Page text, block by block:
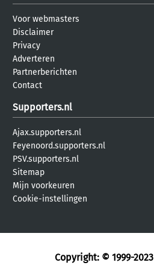
Voor webmasters
Disclaimer
Privacy
Adverteren
Partnerberichten
Contact
Supporters.nl
Ajax.supporters.nl
Feyenoord.supporters.nl
PSV.supporters.nl
Sitemap
Mijn voorkeuren
Cookie-instellingen
Copyright: © 1999-2023